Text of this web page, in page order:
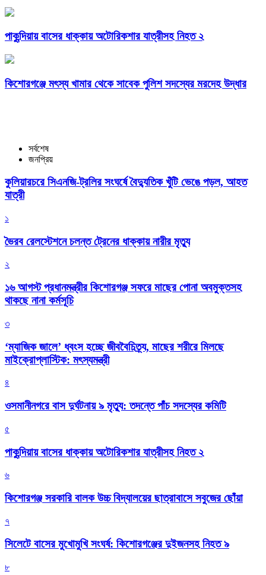
পাকুন্দিয়ায় বাসের ধাক্কায় অটোরিকশার যাত্রীসহ নিহত ২
কিশোরগঞ্জে মৎস্য খামার থেকে সাবেক পুলিশ সদস্যের মরদেহ উদ্ধার
সর্বশেষ
জনপ্রিয়
কুলিয়ারচরে সিএনজি-ট্রলির সংঘর্ষে বৈদ্যুতিক খুঁটি ভেঙে পড়ল, আহত
যাত্রী
১
ভৈরব রেলস্টেশনে চলন্ত ট্রেনের ধাক্কায় নারীর মৃত্যু
২
১৬ আগস্ট প্রধানমন্ত্রীর কিশোরগঞ্জ সফরে মাছের পোনা অবমুক্তসহ
থাকছে নানা কর্মসূচি
৩
‘ম্যাজিক জালে’ ধ্বংস হচ্ছে জীববৈচিত্র্য, মাছের শরীরে মিলছে
মাইক্রোপ্লাস্টিক: মৎস্যমন্ত্রী
৪
ওসমানীনগরে বাস দুর্ঘটনায় ৯ মৃত্যু: তদন্তে পাঁচ সদস্যের কমিটি
৫
পাকুন্দিয়ায় বাসের ধাক্কায় অটোরিকশার যাত্রীসহ নিহত ২
৬
কিশোরগঞ্জ সরকারি বালক উচ্চ বিদ্যালয়ের ছাত্রাবাসে সবুজের ছোঁয়া
৭
সিলেটে বাসের মুখোমুখি সংঘর্ষ: কিশোরগঞ্জের দুইজনসহ নিহত ৯
৮